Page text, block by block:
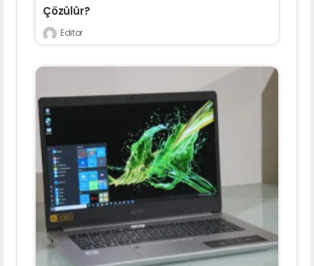
Çözülür?
Editor